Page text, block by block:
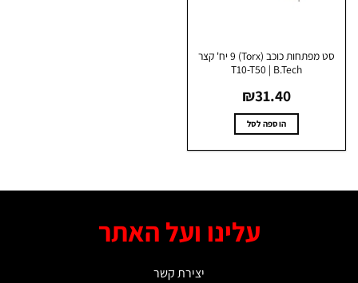
סט מפתחות כוכב (Torx) 9 יח' קצר
T10-T50 | B.Tech
₪31.40
הוספה לסל
עלינו ועל האתר
יצירת קשר